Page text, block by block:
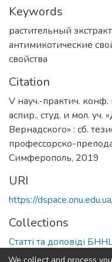
Keywords
растительный экстракт
антимикотические
свойства
Citation
V науч.-практич. конф.
аспир., студ. и мол.
Вернадского» : сб.
профессорско-
Симферополь, 2019
URI
https://
Collections
Статті та доповіді